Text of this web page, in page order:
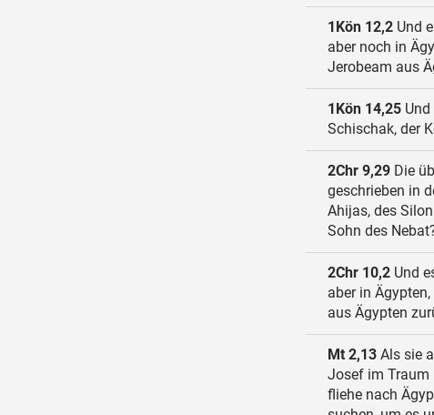
1Kön 12,2 Und
aber noch in
Jerobeam aus
1Kön 14,25
Schischak, der
2Chr 9,29 Die
geschrieben in
Ahijas, des
Sohn des
2Chr 10,2 Und
aber in
aus Ägypten
Mt 2,13 Als sie
Josef im Traum
fliehe nach